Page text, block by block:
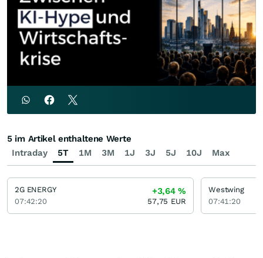
Intraday 5T 1M 3M 1J 3J 5J 10J Max
5 im Artikel enthaltene Werte
2G ENERGY
07:42:20
+3,64%
57,75 EUR
Westwing
07:41:20